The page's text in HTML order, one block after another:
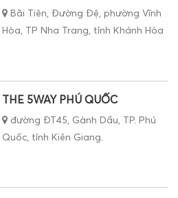
Bãi Tiên, Đường Đệ, phường Vĩnh
Hòa, TP Nha Trang, tỉnh Khánh Hòa
THE 5WAY PHÚ QUỐC
đường ĐT45, Gành Dầu, TP. Phú
Quốc, tỉnh Kiên Giang.